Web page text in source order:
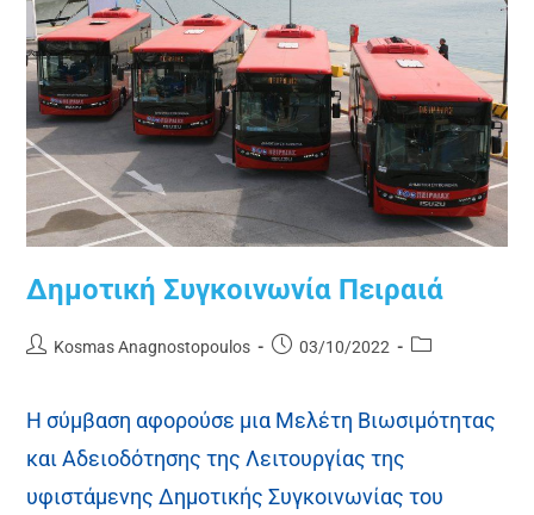
Δημοτική Συγκοινωνία Πειραιά
Kosmas Anagnostopoulos 03/10/2022
Η σύμβαση αφορούσε μια Μελέτη Βιωσιμότητας
και Αδειοδότησης της Λειτουργίας της
υφιστάμενης Δημοτικής Συγκοινωνίας του